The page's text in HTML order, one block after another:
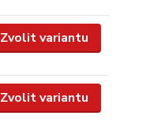
Zvolit variantu
Zvolit variantu